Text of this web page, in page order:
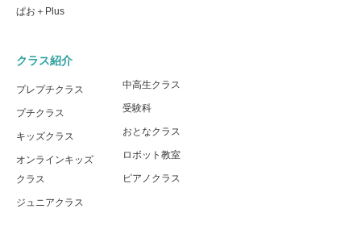
ぱお＋Plus
クラス紹介
プレプチクラス
プチクラス
キッズクラス
オンラインキッズ
クラス
ジュニアクラス
中高生クラス
受験科
おとなクラス
ロボット教室
ピアノクラス